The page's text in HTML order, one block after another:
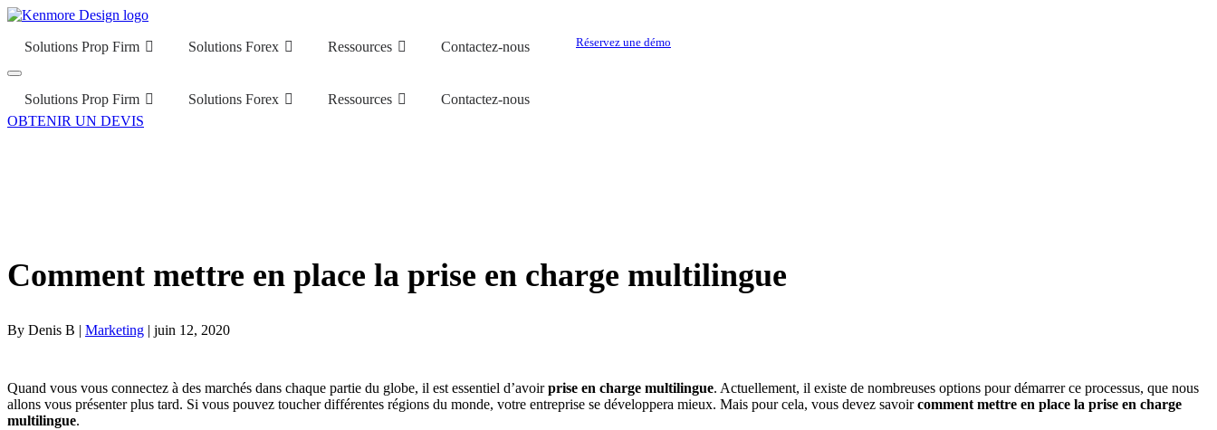
Solutions Prop Firm Solutions Forex Ressources Contactez-nous Réservez une démo
Solutions Prop Firm Solutions Forex Ressources
Contactez-nous
OBTENIR UN DEVIS
Comment mettre en place la prise en charge multilingue
By Denis B | Marketing | juin 12, 2020
Quand vous vous connectez à des marchés dans chaque partie du globe, il est essentiel d’avoirprise en charge multilingue. Actuellement, il existe de nombreuses options pour démarrer ce processus, que nous
allons vous présenter plus tard. Si vous pouvez toucher différentes régions du monde, votre entreprise se développera mieux. Mais pour cela, vous devez savoircomment mettre en place la prise en charge
multilingue.